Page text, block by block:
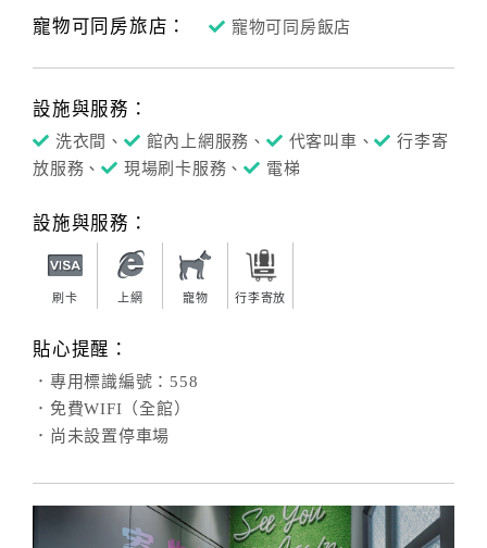
寵物可同房旅店： 寵物可同房飯店
設施與服務：
洗衣間、 館內上網服務、 代客叫車、
行李寄
放服務、
現場刷卡服務、 電梯
設施與服務：
刷卡 上網 寵物 行李寄放
貼心提醒：
．專用標識編號：558
．免費WIFI（全館）
．尚未設置停車場